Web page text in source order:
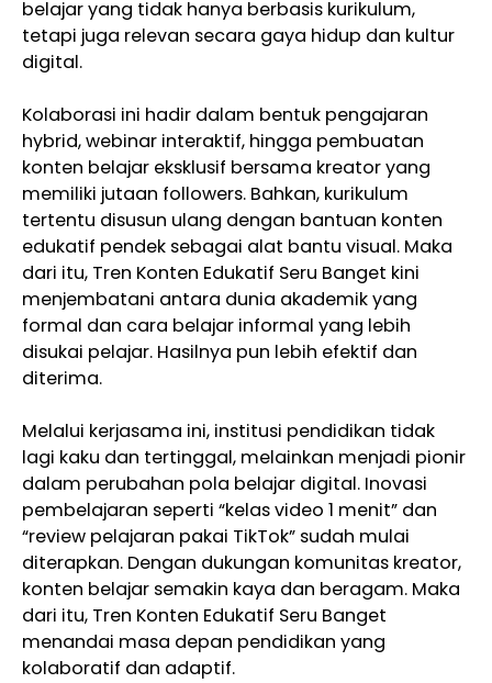
belajar yang tidak hanya berbasis kurikulum,
tetapi juga relevan secara gaya hidup dan kultur
digital.
Kolaborasi ini hadir dalam bentuk pengajaran
hybrid, webinar interaktif, hingga pembuatan
konten belajar eksklusif bersama kreator yang
memiliki jutaan followers. Bahkan, kurikulum
tertentu disusun ulang dengan bantuan konten
edukatif pendek sebagai alat bantu visual. Maka
dari itu, Tren Konten Edukatif Seru Banget kini
menjembatani antara dunia akademik yang
formal dan cara belajar informal yang lebih
disukai pelajar. Hasilnya pun lebih efektif dan
diterima.
Melalui kerjasama ini, institusi pendidikan tidak
lagi kaku dan tertinggal, melainkan menjadi pionir
dalam perubahan pola belajar digital. Inovasi
pembelajaran seperti “kelas video 1 menit” dan
“review pelajaran pakai TikTok” sudah mulai
diterapkan. Dengan dukungan komunitas kreator,
konten belajar semakin kaya dan beragam. Maka
dari itu, Tren Konten Edukatif Seru Banget
menandai masa depan pendidikan yang
kolaboratif dan adaptif.